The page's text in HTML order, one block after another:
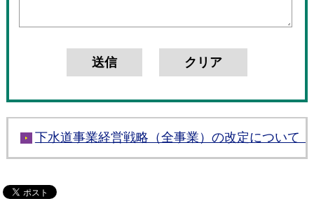
下水道事業経営戦略（全事業）の改定について